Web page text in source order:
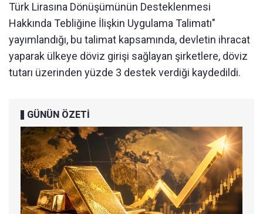
Türk Lirasına Dönüşümünün Desteklenmesi
Hakkında Tebliğine İlişkin Uygulama Talimatı"
yayımlandığı, bu talimat kapsamında, devletin ihracat
yaparak ülkeye döviz girişi sağlayan şirketlere, döviz
tutarı üzerinden yüzde 3 destek verdiği kaydedildi.
GÜNÜN ÖZETİ